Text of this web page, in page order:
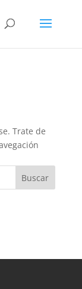
Trate de